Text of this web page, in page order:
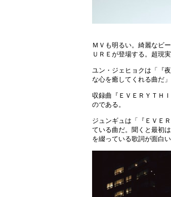
ＭＶも明るい。綺麗なビ
ＵＲＥが登場する。超現
ユン・ジェヒョクは「『
な心を癒してくれる曲だ」
収録曲『ＥＶＥＲＹＴＨ
のである。
ジュンギュは「『ＥＶＥ
ている曲だ。聞くと最初
を綴っている歌詞が面白い